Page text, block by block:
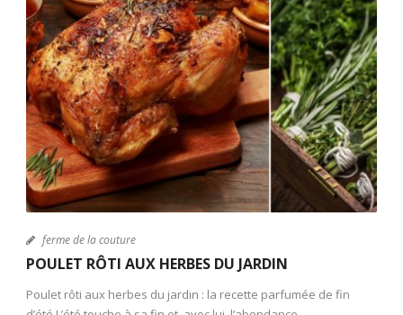
ferme de la couture
POULET RÔTI AUX HERBES DU JARDIN
Poulet rôti aux herbes du jardin : la recette parfumée de fin